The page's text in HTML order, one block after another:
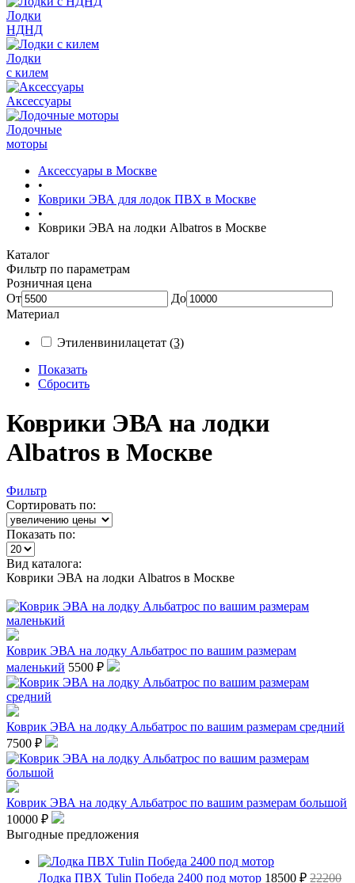
Лодки
НДНД
Лодки
с килем
Аксессуары
Лодочные
моторы
Аксессуары в Москве
•
Коврики ЭВА для лодок ПВХ в Москве
•
Коврики ЭВА на лодки Albatros в Москве
Каталог
Фильтр по параметрам
Розничная цена
От
До
Материал
Этиленвинилацетат (3)
Показать
Сбросить
Коврики ЭВА на лодки
Albatros в Москве
Фильтр
Сортировать по:
Показать по:
Вид каталога:
Коврики ЭВА на лодки Albatros в Москве
Коврик ЭВА на лодку Альбатрос по вашим размерам
маленький 5500 ₽
Коврик ЭВА на лодку Альбатрос по вашим размерам средний
7500 ₽
Коврик ЭВА на лодку Альбатрос по вашим размерам большой
10000 ₽
Выгодные предложения
Лодка ПВХ Tulin Победа 2400 под мотор 18500 ₽ 22200